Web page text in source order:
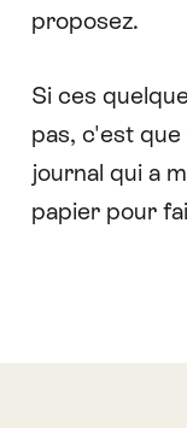
proposez.
Si ces
pas, c'est que
journal qui a
papierpour